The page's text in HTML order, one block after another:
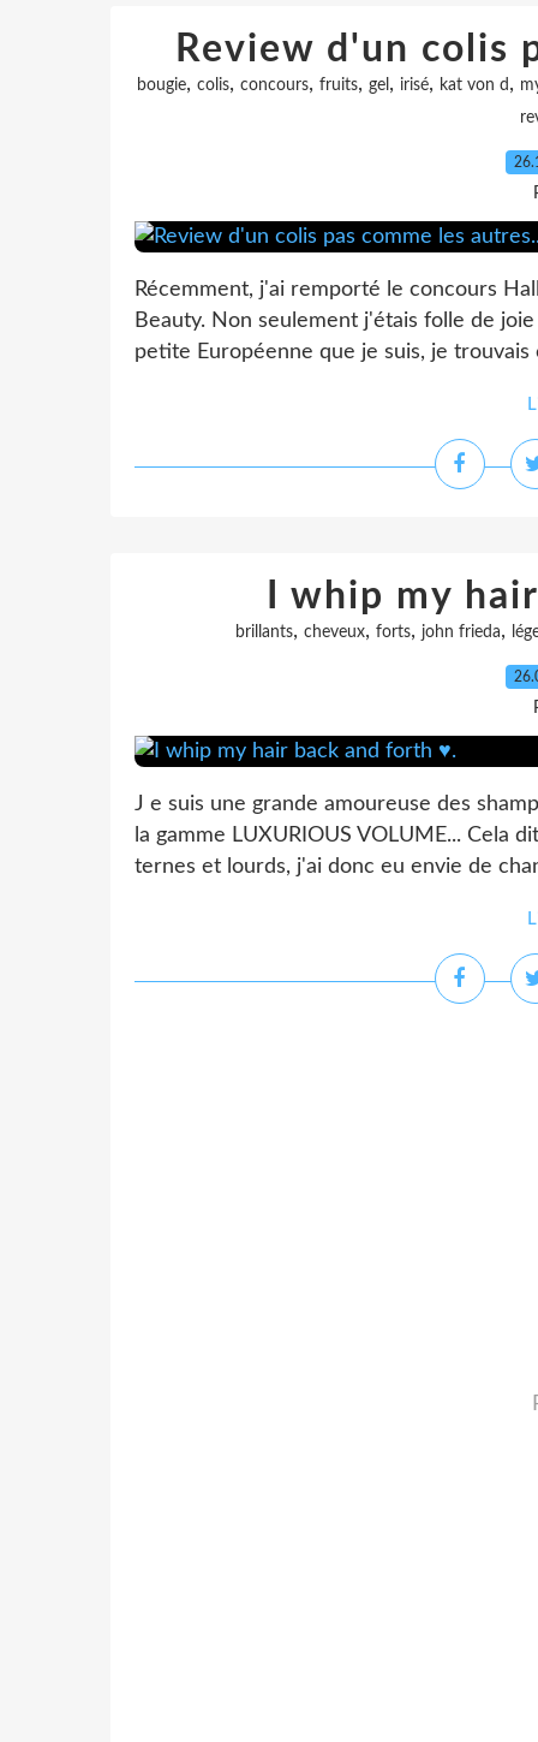
Review d'un colis
bougie, colis, concours, fruits, gel , irisé, kat von d ,
Récemment, j'ai remporté le concours
Beauty. Non seulement j'étais folle de
petite Européenne que je suis, je
I whip my
brillants, cheveux, forts, john frieda,
J e suis une grande amoureuse des
la gamme LUXURIOUS VOLUME... Cela
ternes et lourds, j'ai donc eu envie de